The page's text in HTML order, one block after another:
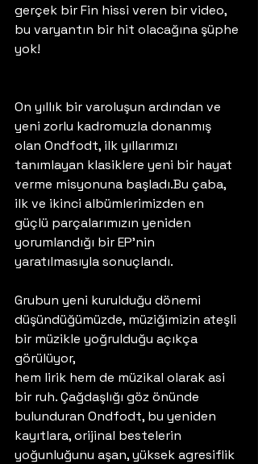
gerçek bir Fin hissi veren bir video,
bu varyantın bir hit olacağına şüphe
yok!
On yıllık bir varoluşun ardından ve
yeni zorlu kadromuzla donanmış
olan Ondfodt, ilk yıllarımızı
tanımlayan klasiklere yeni bir hayat
verme misyonuna başladı.Bu çaba,
ilk ve ikinci albümlerimizden en
güçlü parçalarımızın yeniden
yorumlandığı bir EP’nin
yaratılmasıyla sonuçlandı.
Grubun yeni kurulduğu dönemi
düşündüğümüzde, müziğimizin ateşli
bir müzikle yoğrulduğu açıkça
görülüyor,
hem lirik hem de müzikal olarak asi
bir ruh. Çağdaşlığı göz önünde
bulunduran Ondfodt, bu yeniden
kayıtlara, orijinal bestelerin
yoğunluğunu aşan, yüksek agresiflik